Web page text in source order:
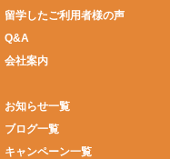
留学したご利用者様の声
Q&A
会社案内
お知らせ一覧
ブログ一覧
キャンペーン一覧